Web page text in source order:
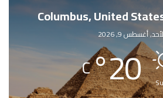
Columbus, United
أغسطس 9, 2026
20
°
C